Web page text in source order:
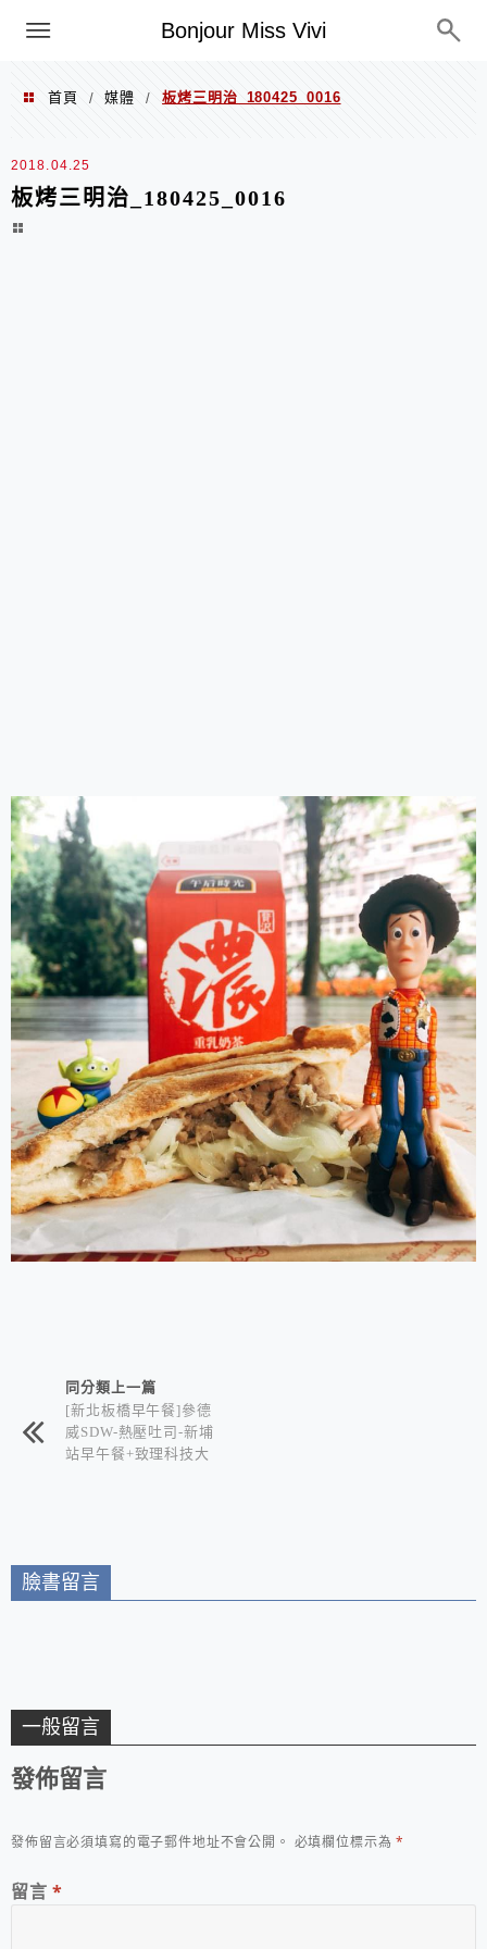
Bonjour Miss Vivi
選單
首頁 / 媒體 / 板烤三明治_180425_0016
2018.04.25
板烤三明治_180425_0016
相連文章同分類上一篇
[新北板橋早午餐]參德
威SDW-熱壓吐司-新埔
站早午餐+致理科技大
臉書留言
一般留言
發佈留言
發佈留言必須填寫的電子郵件地址不會公開。 必填欄位標示為*
留言 *